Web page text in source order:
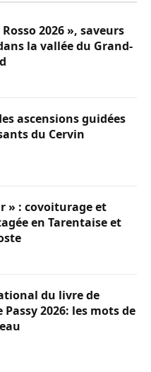
2026 », saveurs
la vallée du Grand-
ascensions guidées
du Cervin
» : covoiturage et
en Tarentaise et
du livre de
2026: les mots de